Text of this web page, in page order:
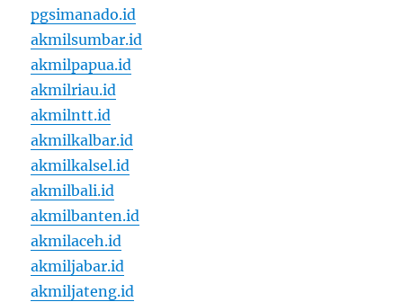
pgsimanado.id
akmilsumbar.id
akmilpapua.id
akmilriau.id
akmilntt.id
akmilkalbar.id
akmilkalsel.id
akmilbali.id
akmilbanten.id
akmilaceh.id
akmiljabar.id
akmiljateng.id